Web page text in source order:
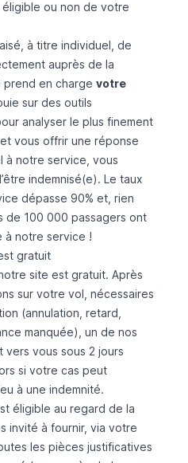
ou non de votre
à titre individuel, de
auprès de la
prend en charge votre
sur des outils
analyser le plus finement
vous offrir une réponse
à notre service, vous
indemnisé(e). Le taux
dépasse 90% et, rien
de 100 000 passagers ont
à notre service !
gratuit
site est gratuit. Après
sur votre vol, nécessaires
(annulation, retard,
manquée), un de nos
vous sous 2 jours
si votre cas peut
à une indemnité.
éligible au regard de la
invité à fournir, via votre
les pièces justificatives